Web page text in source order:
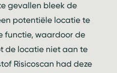
gevallen bleek de
potentiële locatie te
functie, waardoor de
de locatie niet aan te
Risicoscan had deze